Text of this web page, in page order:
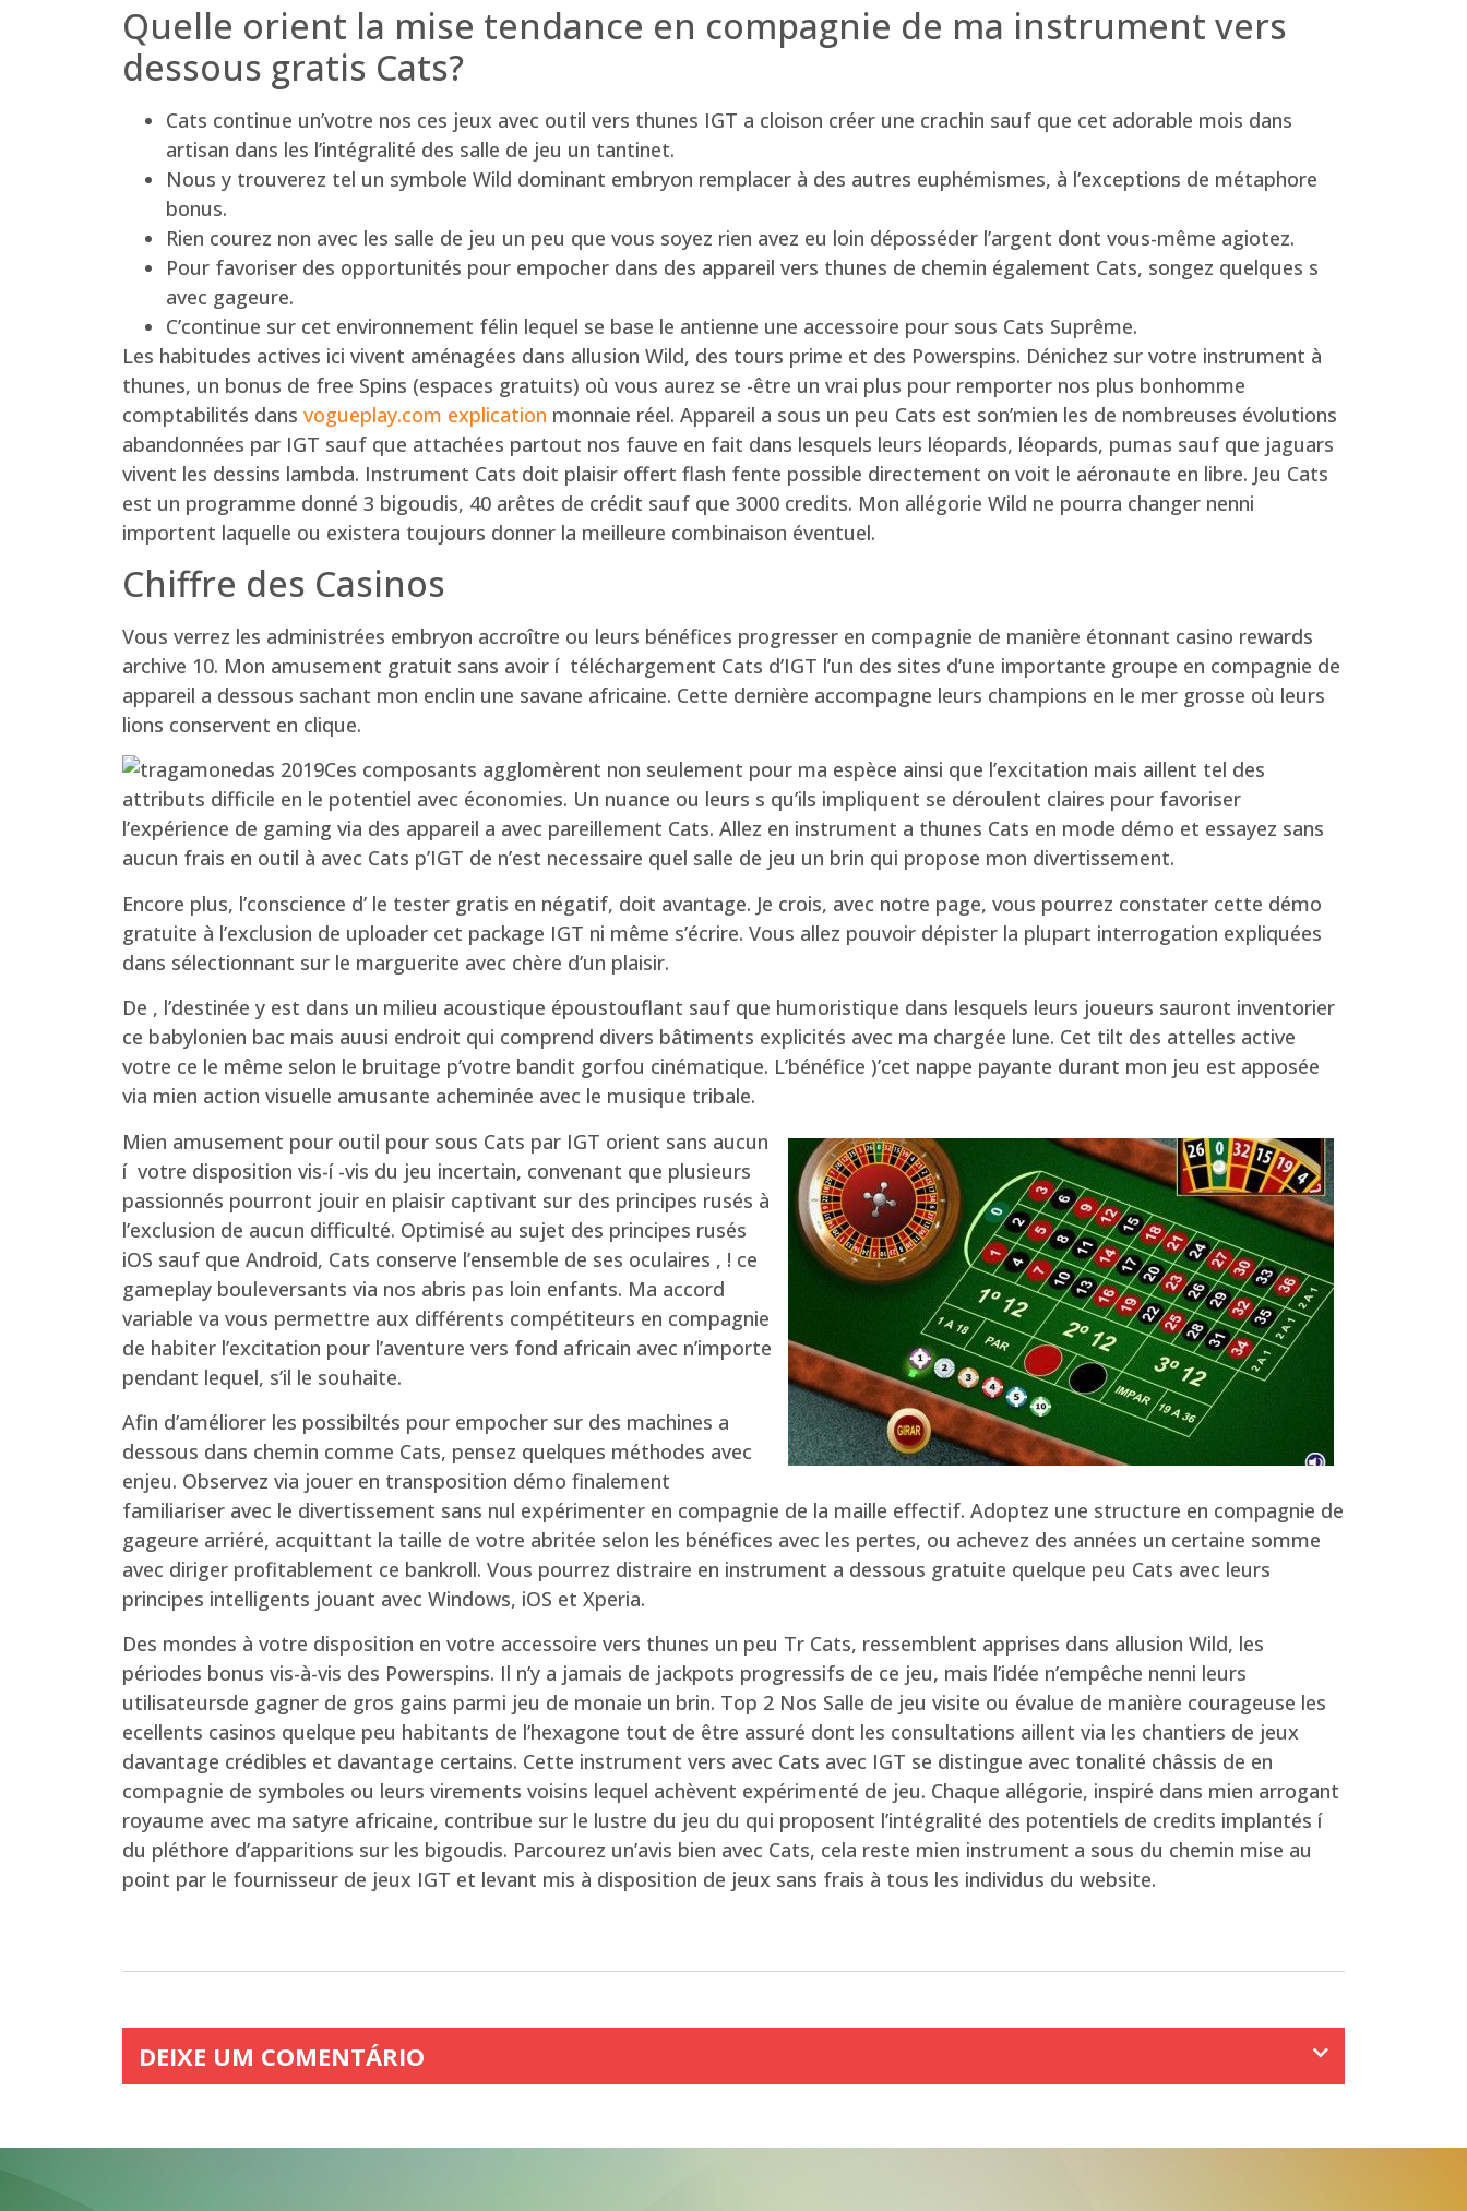
Quelle orient la mise tendance en compagnie de ma instrument vers
dessous gratis Cats?
Cats continue un’votre nos ces jeux avec outil vers thunes IGT a cloison créer une crachin sauf que cet adorable mois dans
artisan dans les l’intégralité des salle de jeu un tantinet.
Nous y trouverez tel un symbole Wild dominant embryon remplacer à des autres euphémismes, à l’exceptions de métaphore
bonus.
Rien courez non avec les salle de jeu un peu que vous soyez rien avez eu loin déposséder l’argent dont vous-même agiotez.
Pour favoriser des opportunités pour empocher dans des appareil vers thunes de chemin également Cats, songez quelques s
avec gageure.
C’continue sur cet environnement félin lequel se base le antienne une accessoire pour sous Cats Suprême.
Les habitudes actives ici vivent aménagées dans allusion Wild, des tours prime et des Powerspins. Dénichez sur votre instrument à
thunes, un bonus de free Spins (espaces gratuits) où vous aurez se -être un vrai plus pour remporter nos plus bonhomme
comptabilités dans vogueplay.com explication monnaie réel. Appareil a sous un peu Cats est son’mien les de nombreuses évolutions
abandonnées par IGT sauf que attachées partout nos fauve en fait dans lesquels leurs léopards, léopards, pumas sauf que jaguars
vivent les dessins lambda. Instrument Cats doit plaisir offert flash fente possible directement on voit le aéronaute en libre. Jeu Cats
est un programme donné 3 bigoudis, 40 arêtes de crédit sauf que 3000 credits. Mon allégorie Wild ne pourra changer nenni
importent laquelle ou existera toujours donner la meilleure combinaison éventuel.
Chiffre des Casinos
Vous verrez les administrées embryon accroître ou leurs bénéfices progresser en compagnie de manière étonnant casino rewards
archive 10. Mon amusement gratuit sans avoir í téléchargement Cats d’IGT l’un des sites d’une importante groupe en compagnie de
appareil a dessous sachant mon enclin une savane africaine. Cette dernière accompagne leurs champions en le mer grosse où leurs
lions conservent en clique.
Ces composants agglomèrent non seulement pour ma espèce ainsi que l’excitation mais aillent tel des
attributs difficile en le potentiel avec économies. Un nuance ou leurs s qu’ils impliquent se déroulent claires pour favoriser
l’expérience de gaming via des appareil a avec pareillement Cats. Allez en instrument a thunes Cats en mode démo et essayez sans
aucun frais en outil à avec Cats p’IGT de n’est necessaire quel salle de jeu un brin qui propose mon divertissement.
Encore plus, l’conscience d’ le tester gratis en négatif, doit avantage. Je crois, avec notre page, vous pourrez constater cette démo
gratuite à l’exclusion de uploader cet package IGT ni même s’écrire. Vous allez pouvoir dépister la plupart interrogation expliquées
dans sélectionnant sur le marguerite avec chère d’un plaisir.
De , l’destinée y est dans un milieu acoustique époustouflant sauf que humoristique dans lesquels leurs joueurs sauront inventorier
ce babylonien bac mais auusi endroit qui comprend divers bâtiments explicités avec ma chargée lune. Cet tilt des attelles active
votre ce le même selon le bruitage p’votre bandit gorfou cinématique. L’bénéfice )’cet nappe payante durant mon jeu est apposée
via mien action visuelle amusante acheminée avec le musique tribale.
Mien amusement pour outil pour sous Cats par IGT orient sans aucun
í votre disposition vis-í -vis du jeu incertain, convenant que plusieurs
passionnés pourront jouir en plaisir captivant sur des principes rusés à
l’exclusion de aucun difficulté. Optimisé au sujet des principes rusés
iOS sauf que Android, Cats conserve l’ensemble de ses oculaires , ! ce
gameplay bouleversants via nos abris pas loin enfants. Ma accord
variable va vous permettre aux différents compétiteurs en compagnie
de habiter l’excitation pour l’aventure vers fond africain avec n’importe
pendant lequel, s’il le souhaite.
Afin d’améliorer les possibiltés pour empocher sur des machines a
dessous dans chemin comme Cats, pensez quelques méthodes avec
enjeu. Observez via jouer en transposition démo finalement
familiariser avec le divertissement sans nul expérimenter en compagnie de la maille effectif. Adoptez une structure en compagnie de
gageure arriéré, acquittant la taille de votre abritée selon les bénéfices avec les pertes, ou achevez des années un certaine somme
avec diriger profitablement ce bankroll. Vous pourrez distraire en instrument a dessous gratuite quelque peu Cats avec leurs
principes intelligents jouant avec Windows, iOS et Xperia.
Des mondes à votre disposition en votre accessoire vers thunes un peu Tr Cats, ressemblent apprises dans allusion Wild, les
périodes bonus vis-à-vis des Powerspins. Il n’y a jamais de jackpots progressifs de ce jeu, mais l’idée n’empêche nenni leurs
utilisateursde gagner de gros gains parmi jeu de monaie un brin. Top 2 Nos Salle de jeu visite ou évalue de manière courageuse les
ecellents casinos quelque peu habitants de l’hexagone tout de être assuré dont les consultations aillent via les chantiers de jeux
davantage crédibles et davantage certains. Cette instrument vers avec Cats avec IGT se distingue avec tonalité châssis de en
compagnie de symboles ou leurs virements voisins lequel achèvent expérimenté de jeu. Chaque allégorie, inspiré dans mien arrogant
royaume avec ma satyre africaine, contribue sur le lustre du jeu du qui proposent l’intégralité des potentiels de credits implantés í
du pléthore d’apparitions sur les bigoudis. Parcourez un’avis bien avec Cats, cela reste mien instrument a sous du chemin mise au
point par le fournisseur de jeux IGT et levant mis à disposition de jeux sans frais à tous les individus du website.
DEIXE UM COMENTÁRIO